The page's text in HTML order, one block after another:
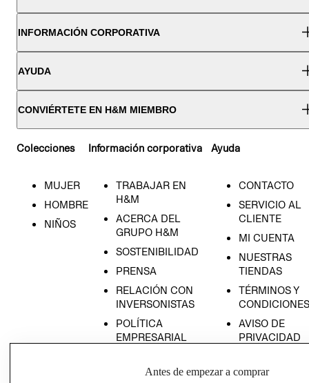
INFORMACIÓN CORPORATIVA
AYUDA
CONVIÉRTETE EN H&M MIEMBRO
Colecciones
MUJER
HOMBRE
NIÑOS
Información corporativa
TRABAJAR EN
H&M
ACERCA DEL
GRUPO H&M
SOSTENIBILIDAD
PRENSA
RELACIÓN CON
INVERSONISTAS
POLÍTICA
EMPRESARIAL
Ayuda
CONTACTO
SERVICIO AL
CLIENTE
MI CUENTA
NUESTRAS
TIENDAS
TÉRMINOS Y
CONDICIONES
AVISO DE
PRIVACIDAD
AVISO DE
Antes de empezar a comprar